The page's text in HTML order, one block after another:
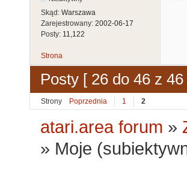
Skąd: Warszawa
Zarejestrowany: 2002-06-17
Posty: 11,122
Strona
Posty [ 26 do 46 z 46
Strony Poprzednia 1 2
atari.area forum »
» Moje